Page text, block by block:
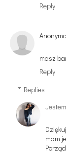
Reply
masz
Reply
Replies
mam